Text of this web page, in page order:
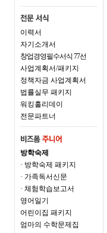
이력서
자기소개서
창업경영필수서식 77선
사업계획서/패키지
정책자금 사업계획서
법률실무 패키지
워킹홀리데이
전문파트너
방학숙제
· 방학숙제 패키지
· 가족독서신문
· 체험학습보고서
영어일기
어린이집 패키지
엄마의 수학문제집